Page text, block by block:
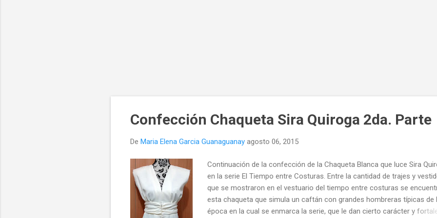
Confección Chaqueta Sira Quiroga 2da. Parte
De Maria Elena Garcia Guanaguanay agosto 06, 2015
Continuación de la confección de la Chaqueta Blanca que luce Sira
en la serie El Tiempo entre Costuras. Entre la cantidad de trajes y
que se mostraron en el vestuario del tiempo entre costuras se
esta chaqueta que simula un caftán con grandes hombreras típicas de
época en la cual se enmarca la serie, que le dan cierto carácter y